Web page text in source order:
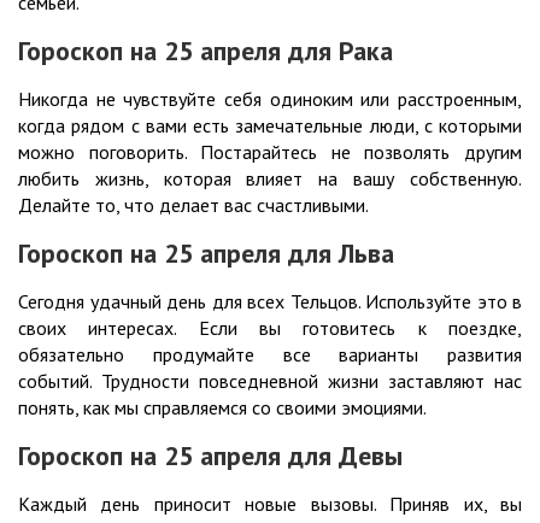
Гороскоп на 25 апреля для Рака
Никогда не чувствуйте себя одиноким или расстроенным,
когда рядом с вами есть замечательные люди, с которыми
можно поговорить. Постарайтесь не позволять другим
любить жизнь, которая влияет на вашу собственную.
Делайте то, что делает вас счастливыми.
Гороскоп на 25 апреля для Льва
Сегодня удачный день для всех Тельцов. Используйте это в
своих интересах. Если вы готовитесь к поездке,
обязательно продумайте все варианты развития
событий. Трудности повседневной жизни заставляют нас
понять, как мы справляемся со своими эмоциями.
Гороскоп на 25 апреля для Девы
Каждый день приносит новые вызовы. Приняв их, вы